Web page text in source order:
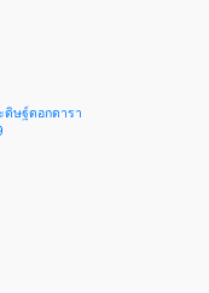
ดิษฐ์ดอกดารา